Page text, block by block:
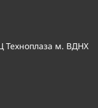
Техноплаза м. ВДНХ